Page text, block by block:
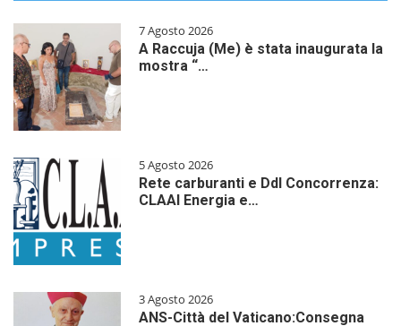
7 Agosto 2026
A Raccuja (Me) è stata inaugurata la
mostra “…
5 Agosto 2026
Rete carburanti e Ddl Concorrenza:
CLAAI Energia e…
3 Agosto 2026
ANS-Città del Vaticano:Consegna